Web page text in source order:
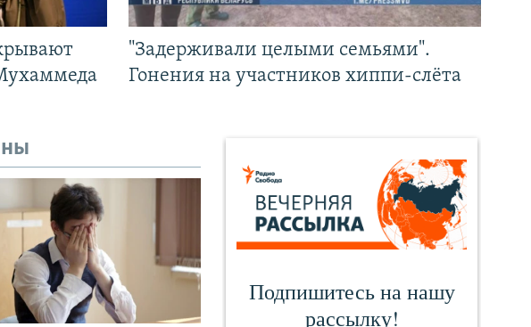
"Задерживали целыми семьями".
Гонения на участников хиппи-слёта